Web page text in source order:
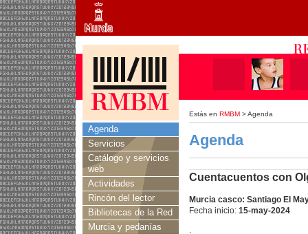
Estás en RMBM > Agenda
Agenda
Servicios
Catálogo y servicios
web
Actividades
Rincón del lector
Bibliotecas de la Red
Murcia y pedanías
Agenda
Cuentacuentos con
Murcia casco: Santiago El
Fecha inicio: 15-may-2024